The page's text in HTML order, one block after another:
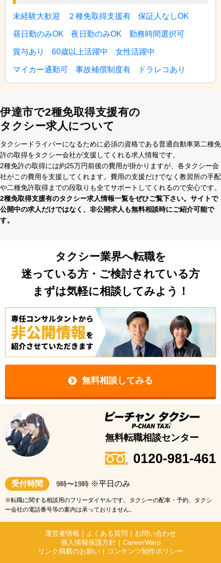
未経験大歓迎 ２種免取得支援有 保証人なしOK
昼日勤のみOK 夜日勤のみOK 勤務時間選択可
賞与あり 60歳以上活躍中 女性活躍中
マイカー通勤可 事故補償制度有 ドラレコあり
伊達市で2種免取得支援有の
タクシー求人について
タクシードライバーになるために必須の資格である普通⾃動⾞第⼆種免
許の取得をタクシー会社が⽀援してくれる求⼈情報です。
2種免許の取得には約25万円前後の費⽤が掛かりますが、各タクシー会
社がこの費⽤を⽀援してくれます。費⽤の⽀援だけでなく教習所の⼿配
や⼆種免許取得までの段取りも全てサポートしてくれるので安⼼です。
2種免取得支援有のタクシー求⼈情報⼀覧をぜひご覧下さい。サイトで
公開中の求⼈だけではなく、⾮公開求⼈も無料相談時にご紹介可能で
す。
タクシー業界へ転職を
迷っている方・ご検討されている方
まずは気軽に相談してみよう！
無料相談してみる
無料転職相談センター
0120-981-461
受付時間 9時〜19時 ※平日のみ
※転職に関する相談用のフリーダイヤルです。タクシーの配車・予約、タクシ
ー会社の電話番号等の案内は承っておりません。
運営者情報 | よくある質問 | お問い合わせ
個人情報保護方針 | CareerWarp
リンク掲載のお願い | コンテンツ制作ポリシー